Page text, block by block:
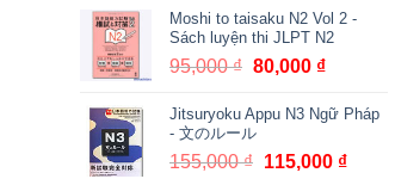
là:
105,000 ₫.
tại
Moshi to taisaku N2 Vol 2 -
Sách luyện thi JLPT N2
95,000₫ Giá
là:
95,000 ₫.
80,000 ₫Giá
tại
80,000 ₫.
Jitsuryoku Appu N3 Ngữ Pháp
- 文のルール
155,000₫ Giá
115,000 ₫Giá